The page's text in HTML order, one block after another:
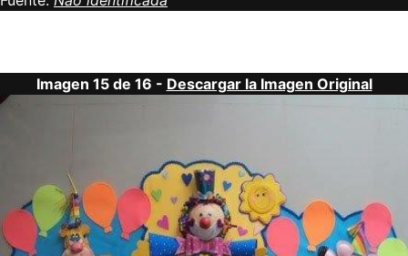
Imagen 15 de 16 - Descargar la Imagen Original